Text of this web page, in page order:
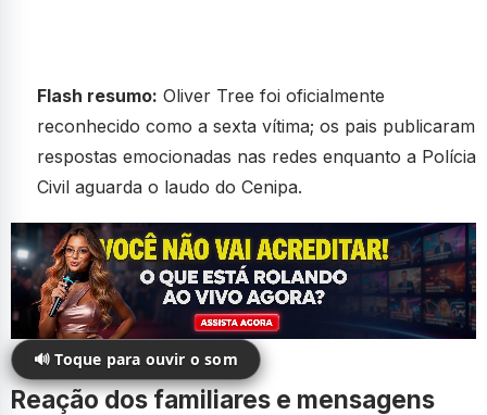
Flash resumo: Oliver Tree foi oficialmente
reconhecido como a sexta vítima; os pais publicaram
respostas emocionadas nas redes enquanto a Polícia
Civil aguarda o laudo do Cenipa.
🔊 Toque para ouvir o som
Reação dos familiares e mensagens